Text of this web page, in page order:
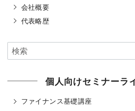
会社概要
代表略歴
個人向けセミナーラ
ファイナンス基礎講座